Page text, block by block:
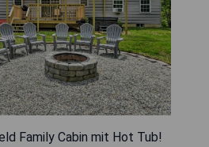
Family Cabin mit Hot Tub!